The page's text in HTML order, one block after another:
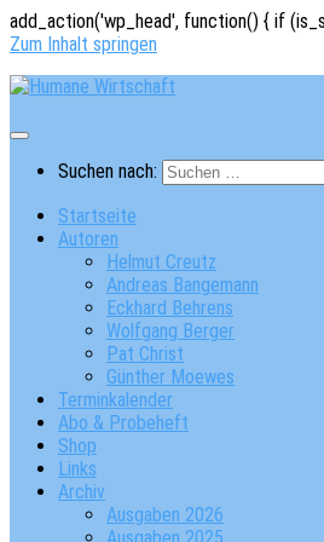
add_action('wp_head', function() { if
Zum Inhalt springen
Suchen nach:
Startseite
Autoren
Helmut Creutz
Andreas Bangemann
Eckhard Behrens
Wolfgang Berger
Pat Christ
Günther Moewes
Terminkalender
Abo & Probeheft
Shop
Links
Archiv
Ausgaben 2026